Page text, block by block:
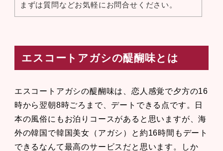
まずは質問などお気軽にお問合せください。
エスコートアガシの醍醐味とは
エスコートアガシの醍醐味は、恋人感覚で夕方の16
時から翌朝8時ごろまで、デートできる点です。日
本の風俗にもお泊りコースがあると思いますが、海
外の韓国で韓国美女（アガシ）と約16時間もデート
できるなんて最高のサービスだと思います。しか